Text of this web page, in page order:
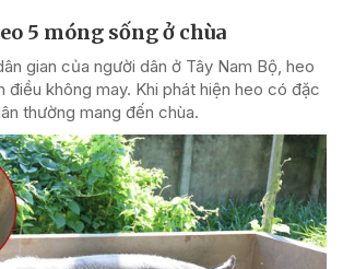
5 móng sống ở chùa
gian của người dân ở Tây Nam Bộ, heo
điều không may. Khi phát hiện heo có đặc
thường mang đến chùa.